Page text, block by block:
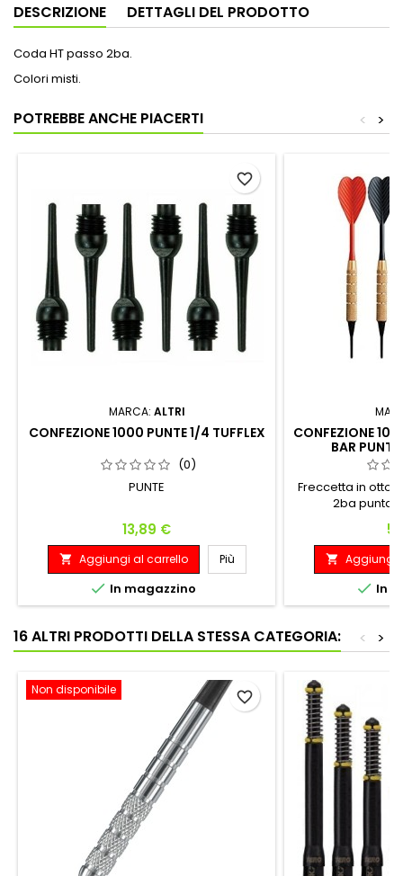
DESCRIZIONE DETTAGLI DEL PRODOTTO
Coda HT passo 2ba.
Colori misti.
POTREBBE ANCHE PIACERTI >
<
MARCA: ALTRI
CONFEZIONE 1000 PUNTE 1/4 TUFFLEX
(0)
PUNTE
Prezzo
13,89 €
 Aggiungi al carrello Più
 In magazzino
favorite_border
CONFEZIONE
BAR
Freccetta in
2ba punta
 Aggiungi
 In
16 ALTRI PRODOTTI DELLA STESSA CATEGORIA: >
<
Non disponibile favorite_border